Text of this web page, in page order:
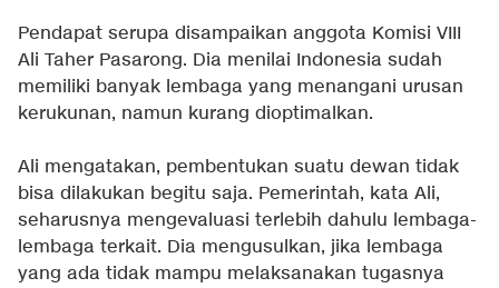
Pendapat serupa disampaikan anggota Komisi VIII
Ali Taher Pasarong. Dia menilai Indonesia sudah
memiliki banyak lembaga yang menangani urusan
kerukunan, namun kurang dioptimalkan.
Ali mengatakan, pembentukan suatu dewan tidak
bisa dilakukan begitu saja. Pemerintah, kata Ali,
seharusnya mengevaluasi terlebih dahulu lembaga-
lembaga terkait. Dia mengusulkan, jika lembaga
yang ada tidak mampu melaksanakan tugasnya